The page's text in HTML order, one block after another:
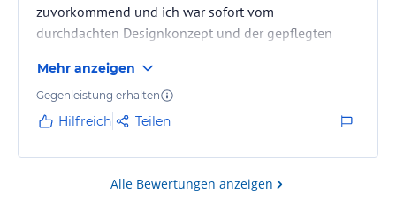
zuvorkommend und ich war sofort vom
durchdachten Designkonzept und der gepflegten
die Lage ideal: kein langer Weg zu den
Hauptattraktionen, und das Hotel wirkte insgesamt
passend für eine familiäre Kombination aus Kultur,
Mehr anzeigen
Gegenleistung erhalten
Hilfreich Teilen
Alle Bewertungen anzeigen